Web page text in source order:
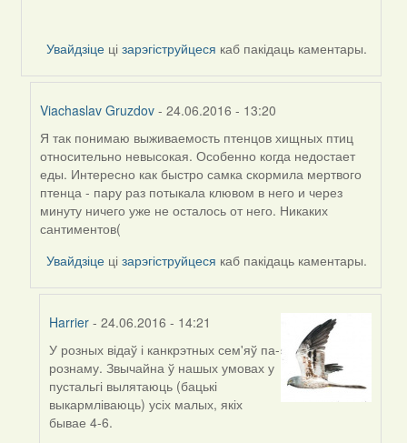
Увайдзіце цізарэгіструйцеся каб пакідаць каментары.
Viachaslav Gruzdov - 24.06.2016 - 13:20
In
reply
to
by
Harrier
Я так понимаю выживаемость птенцов хищных птиц
относительно невысокая. Особенно когда недостает
еды. Интересно как быстро самка скормила мертвого
птенца - пару раз потыкала клювом в него и через
минуту ничего уже не осталось от него. Никаких
сантиментов(
Увайдзіце цізарэгіструйцеся каб пакідаць каментары.
Harrier- 24.06.2016 - 14:21
In
reply
to
by
Viachaslav
У розных відаў і канкрэтных сем'яў па-
рознаму. Звычайна ў нашых умовах у
пустальгі вылятаюць (бацькі
выкармліваюць) усіх малых, якіх
бывае 4-6.